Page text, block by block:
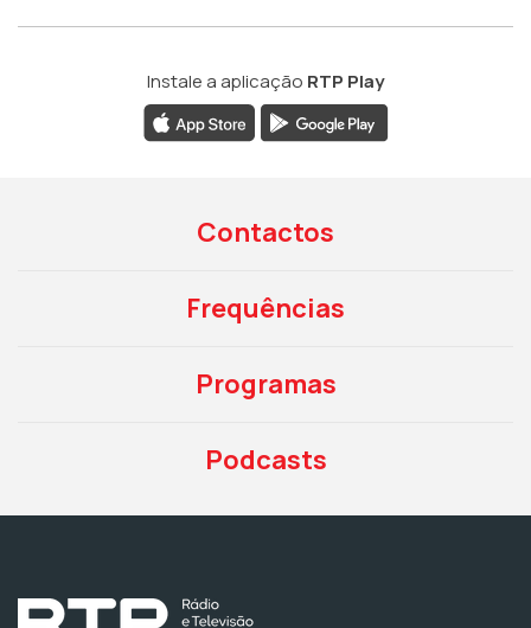
Instale a aplicação RTP Play
Contactos
Frequências
Programas
Podcasts